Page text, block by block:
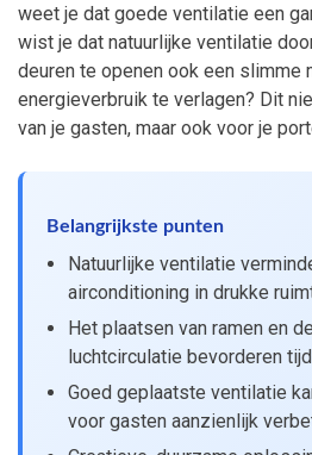
weet je dat goede ventilatie een
wist je dat natuurlijke ventilatie
deuren te openen ook een slimme
energieverbruik te verlagen? Dit
van je gasten, maar ook voor je
Belangrijkste punten
Natuurlijke ventilatie
airconditioning in drukke
Het plaatsen van ramen en
luchtcirculatie bevorderen
Goed geplaatste ventilatie
voor gasten aanzienlijk